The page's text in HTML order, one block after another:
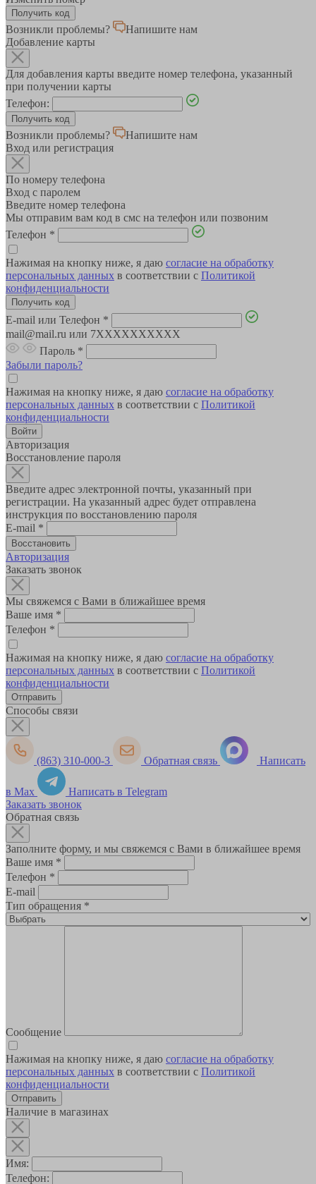
Возникли проблемы?
Напишите нам
Добавление карты
Для добавления карты введите номер телефона, указанный
при получении карты
Телефон:
Возникли проблемы?
Напишите нам
Вход или регистрация
По номеру телефона
Вход с паролем
Введите номер телефона
Мы отправим вам код в смс на телефон или позвоним
Телефон *
Нажимая на кнопку ниже, я даю согласие на обработку
персональных данных в соответствии с Политикой
конфиденциальности
E-mail или Телефон *
mail@mail.ru или 7XXXXXXXXXX
Пароль *
Забыли пароль?
Нажимая на кнопку ниже, я даю согласие на обработку
персональных данных в соответствии с Политикой
конфиденциальности
Авторизация
Восстановление пароля
Введите адрес электронной почты, указанный при
регистрации. На указанный адрес будет отправлена
инструкция по восстановлению пароля
E-mail *
Авторизация
Заказать звонок
Мы свяжемся с Вами в ближайшее время
Ваше имя *
Телефон *
Нажимая на кнопку ниже, я даю согласие на обработку
персональных данных в соответствии с Политикой
конфиденциальности
Способы связи
(863) 310-000-3 Обратная связь Написать
в Max
Написать в Telegram
Заказать звонок
Обратная связь
Заполните форму, и мы свяжемся с Вами в ближайшее время
Ваше имя *
Телефон *
E-mail
Тип обращения *
Сообщение
Нажимая на кнопку ниже, я даю согласие на обработку
персональных данных в соответствии с Политикой
конфиденциальности
Наличие в магазинах
Имя:
Телефон: